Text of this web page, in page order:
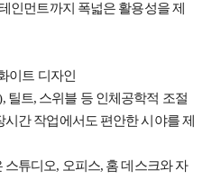
인먼트까지 폭넓은 활용성을 제
이트 디자인
틸트, 스위블 등 인체공학적 조절
간 작업에서도 편안한 시야를 제
튜디오, 오피스, 홈 데스크와 자